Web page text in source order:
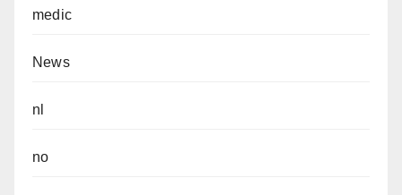
medic
News
nl
no